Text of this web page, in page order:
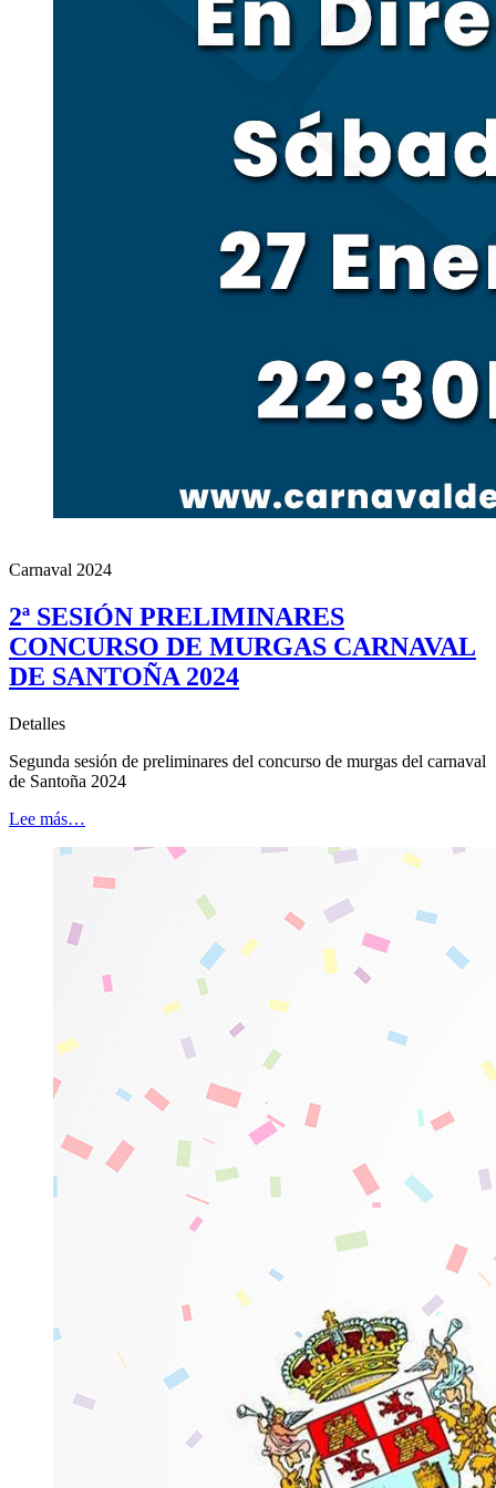
Carnaval 2024
2ª SESIÓN PRELIMINARES
CONCURSO DE MURGAS CARNAVAL
DE SANTOÑA 2024
Detalles
Segunda sesión de preliminares del concurso de murgas del carnaval
de Santoña 2024
Lee más…